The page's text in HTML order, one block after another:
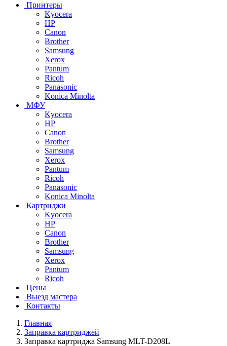
Принтеры
Kyocera
HP
Canon
Brother
Samsung
Xerox
Pantum
Ricoh
Panasonic
Konica Minolta
МФУ
Kyocera
HP
Canon
Brother
Samsung
Xerox
Pantum
Ricoh
Panasonic
Konica Minolta
Картриджи
Kyocera
HP
Canon
Brother
Samsung
Xerox
Pantum
Ricoh
Цены
Выезд мастера
Контакты
Главная
Заправка картриджей
Заправка картриджа Samsung MLT-D208L